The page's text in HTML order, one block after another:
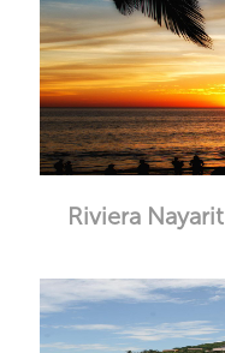
Riviera Nayarit